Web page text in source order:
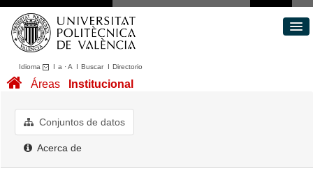
Idioma I a ·A I BuscarI Directorio
Conjuntos de datos
Acerca de
Áreas Institucional
Conjuntos de datos
Acerca de